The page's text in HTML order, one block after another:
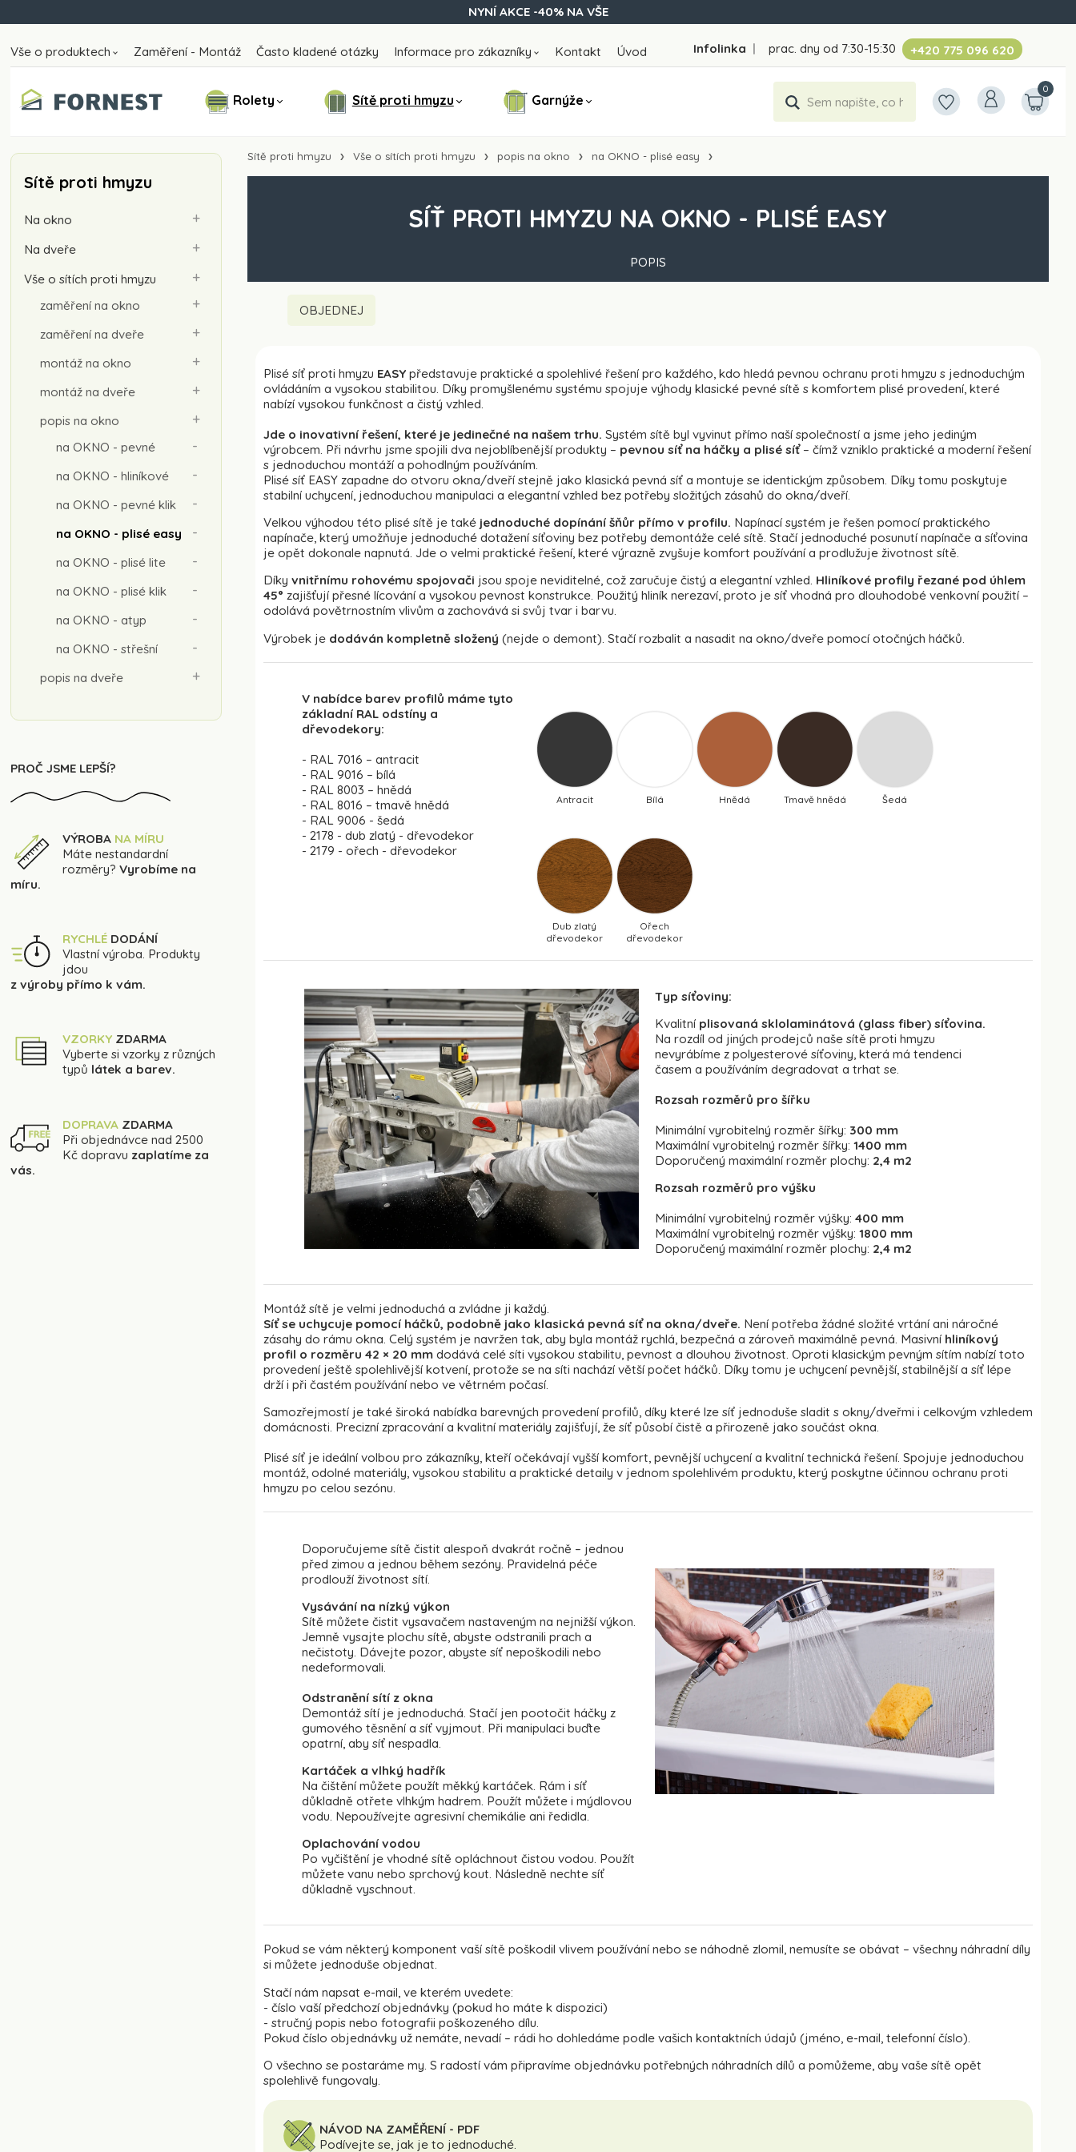
Infolinka prac. dny od 7:30-15:30 +420 775 096 620
NYNÍ AKCE -40% NA VŠE
Vše o produktech Zaměření - Montáž Často kladené otázky Informace pro zákazníky Kontakt Úvod
Rolety Sítě proti hmyzu Garnýže
0
Sítě proti hmyzu
Na okno
Na dveře
Vše o sítích proti hmyzu
zaměření na okno
zaměření na dveře
montáž na okno
montáž na dveře
popis na okno
na OKNO - pevné
na OKNO - hliníkové
na OKNO - pevné klik
na OKNO - plisé easy
na OKNO - plisé lite
na OKNO - plisé klik
na OKNO - atyp
na OKNO - střešní
popis na dveře
PROČ JSME LEPŠÍ?
VÝROBA NA MÍRU
Máte nestandardní
rozměry?Vyrobíme na
míru.
RYCHLÉ DODÁNÍ
Vlastní výroba. Produkty
jdou
z výroby přímo k vám.
VZORKY ZDARMA
Vyberte si vzorky z různých
typů látek a barev.
DOPRAVA ZDARMA
Při objednávce nad 2500
Kč dopravu zaplatíme za
vás.
Sítě proti hmyzu Vše o sítích proti hmyzu popis na okno na OKNO - plisé easy
SÍŤ PROTI HMYZU NA OKNO - PLISÉ EASY
POPIS
OBJEDNEJ
Plisé síť proti hmyzu EASYpředstavuje praktické a spolehlivé řešení pro každého, kdo hledá pevnou ochranu proti hmyzu s jednoduchým
ovládáním a vysokou stabilitou. Díky promyšlenému systému spojuje výhody klasické pevné sítě s komfortem plisé provedení, které
nabízí vysokou funkčnost a čistý vzhled.
Jde o inovativní řešení, které je jedinečné na našem trhu. Systém sítě byl vyvinut přímo naší společností a jsme jeho jediným
výrobcem. Při návrhu jsme spojili dva nejoblíbenější produkty – pevnou síť na háčky a plisé síť– čímž vzniklo praktické a moderní řešení
s jednoduchou montáží a pohodlným používáním.
Plisé síť EASY zapadne do otvoru okna/dveří stejně jako klasická pevná síť a montuje se identickým způsobem. Díky tomu poskytuje
stabilní uchycení, jednoduchou manipulaci a elegantní vzhled bez potřeby složitých zásahů do okna/dveří.
Velkou výhodou této plisé sítě je také jednoduché dopínání šňůr přímo v profilu. Napínací systém je řešen pomocí praktického
napínače, který umožňuje jednoduché dotažení síťoviny bez potřeby demontáže celé sítě. Stačí jednoduché posunutí napínače a síťovina
je opět dokonale napnutá. Jde o velmi praktické řešení, které výrazně zvyšuje komfort používání a prodlužuje životnost sítě.
Díky vnitřnímu rohovému spojovači jsou spoje neviditelné, což zaručuje čistý a elegantní vzhled. Hliníkové profily řezané pod úhlem
45° zajišťují přesné lícování a vysokou pevnost konstrukce. Použitý hliník nerezaví, proto je síť vhodná pro dlouhodobé venkovní použití –
odolává povětrnostním vlivům a zachovává si svůj tvar i barvu.
Výrobek je dodáván kompletně složený (nejde o demont). Stačí rozbalit a nasadit na okno/dveře pomocí otočných háčků.
V nabídce barev profilů máme tyto
základní RAL odstíny a
dřevodekory:
- RAL 7016 – antracit
- RAL 9016 – bílá
- RAL 8003 – hnědá
- RAL 8016 – tmavě hnědá
- RAL 9006 - šedá
- 2178 - dub zlatý - dřevodekor
- 2179 - ořech - dřevodekor
Antracit Bílá Hnědá Tmavě hnědá Šedá
Dub zlatý
dřevodekor
Ořech
dřevodekor
Typ síťoviny:
Kvalitní plisovaná sklolaminátová (glass fiber) síťovina.
Na rozdíl od jiných prodejců naše sítě proti hmyzu
nevyrábíme z polyesterové síťoviny, která má tendenci
časem a používáním degradovat a trhat se.
Rozsah rozměrů pro šířku
Minimální vyrobitelný rozměr šířky: 300 mm
Maximální vyrobitelný rozměr šířky:1400 mm
Doporučený maximální rozměr plochy: 2,4 m2
Rozsah rozměrů pro výšku
Minimální vyrobitelný rozměr výšky:400 mm
Maximální vyrobitelný rozměr výšky:1800 mm
Doporučený maximální rozměr plochy: 2,4 m2
Montáž sítě je velmi jednoduchá a zvládne ji každý.
Síť se uchycuje pomocí háčků, podobně jako klasická pevná síť na okna/dveře. Není potřeba žádné složité vrtání ani náročné
zásahy do rámu okna. Celý systém je navržen tak, aby byla montáž rychlá, bezpečná a zároveň maximálně pevná. Masivní hliníkový
profil o rozměru 42 × 20 mmdodává celé síti vysokou stabilitu, pevnost a dlouhou životnost. Oproti klasickým pevným sítím nabízí toto
provedení ještě spolehlivější kotvení, protože se na síti nachází větší počet háčků. Díky tomu je uchycení pevnější, stabilnější a síť lépe
drží i při častém používání nebo ve větrném počasí.
Samozřejmostí je také široká nabídka barevných provedení profilů, díky které lze síť jednoduše sladit s okny/dveřmi i celkovým vzhledem
domácnosti. Precizní zpracování a kvalitní materiály zajišťují, že síť působí čistě a přirozeně jako součást okna.
Plisé síť je ideální volbou pro zákazníky, kteří očekávají vyšší komfort, pevnější uchycení a kvalitní technická řešení. Spojuje jednoduchou
montáž, odolné materiály, vysokou stabilitu a praktické detaily v jednom spolehlivém produktu, který poskytne účinnou ochranu proti
hmyzu po celou sezónu.
Doporučujeme sítě čistit alespoň dvakrát ročně – jednou
před zimou a jednou během sezóny. Pravidelná péče
prodlouží životnost sítí.
Vysávání na nízký výkon
Sítě můžete čistit vysavačem nastaveným na nejnižší výkon.
Jemně vysajte plochu sítě, abyste odstranili prach a
nečistoty. Dávejte pozor, abyste síť nepoškodili nebo
nedeformovali.
Odstranění sítí z okna
Demontáž sítí je jednoduchá. Stačí jen pootočit háčky z
gumového těsnění a síť vyjmout. Při manipulaci buďte
opatrní, aby síť nespadla.
Kartáček a vlhký hadřík
Na čištění můžete použít měkký kartáček. Rám i síť
důkladně otřete vlhkým hadrem. Použít můžete i mýdlovou
vodu. Nepoužívejte agresivní chemikálie ani ředidla.
Oplachování vodou
Po vyčištění je vhodné sítě opláchnout čistou vodou. Použít
můžete vanu nebo sprchový kout. Následně nechte síť
důkladně vyschnout.
Pokud se vám některý komponent vaší sítě poškodil vlivem používání nebo se náhodně zlomil, nemusíte se obávat – všechny náhradní díly
si můžete jednoduše objednat.
Stačí nám napsat e-mail, ve kterém uvedete:
- číslo vaší předchozí objednávky (pokud ho máte k dispozici)
- stručný popis nebo fotografii poškozeného dílu.
Pokud číslo objednávky už nemáte, nevadí – rádi ho dohledáme podle vašich kontaktních údajů (jméno, e-mail, telefonní číslo).
O všechno se postaráme my. S radostí vám připravíme objednávku potřebných náhradních dílů a pomůžeme, aby vaše sítě opět
spolehlivě fungovaly.
NÁVOD NA ZAMĚŘENÍ - PDF
Podívejte se, jak je to jednoduché.